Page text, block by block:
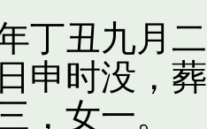
丁丑九月
申时没，
，女一。